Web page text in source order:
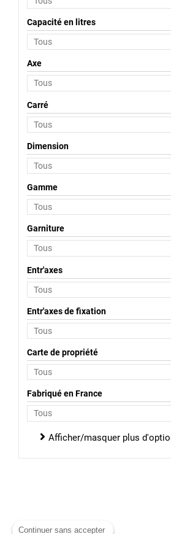
Capacité en litres
Axe
Carré
Dimension
Gamme
Garniture
Entr'axes
Entr'axes de fixation
Carte de propriété
Fabriqué en France
Afficher/masquer plus
Continuer sans accepter